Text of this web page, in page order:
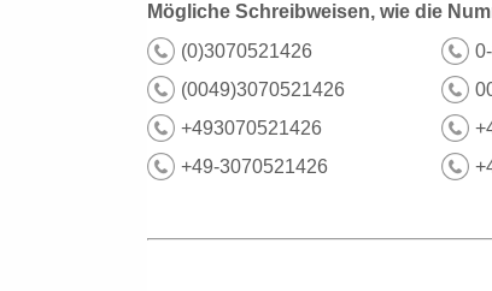
Mögliche Schreibweisen, wie die
(0)3070521426
(0049)3070521426
+493070521426
+49-3070521426